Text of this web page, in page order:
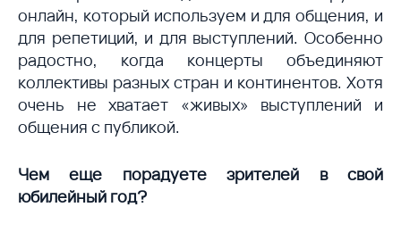
онлайн, который используем и для общения, и
для репетиций, и для выступлений. Особенно
радостно, когда концерты объединяют
коллективы разных стран и континентов. Хотя
очень не хватает «живых» выступлений и
общения с публикой.
Чем еще порадуете зрителей в свой
юбилейный год?